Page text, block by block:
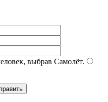
выбрав Самолёт.